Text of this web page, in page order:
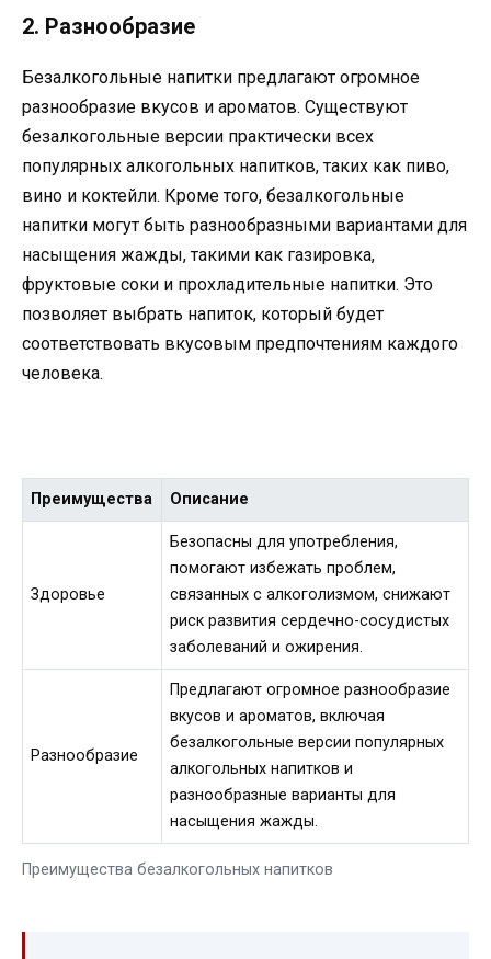
2. Разнообразие
Безалкогольные напитки предлагают огромное
разнообразие вкусов и ароматов. Существуют
безалкогольные версии практически всех
популярных алкогольных напитков, таких как пиво,
вино и коктейли. Кроме того, безалкогольные
напитки могут быть разнообразными вариантами для
насыщения жажды, такими как газировка,
фруктовые соки и прохладительные напитки. Это
позволяет выбрать напиток, который будет
соответствовать вкусовым предпочтениям каждого
человека.
Преимущества безалкогольных напитков
Преимущества Описание
Здоровье
Безопасны для употребления,
помогают избежать проблем,
связанных с алкоголизмом, снижают
риск развития сердечно-сосудистых
заболеваний и ожирения.
Разнообразие
Предлагают огромное разнообразие
вкусов и ароматов, включая
безалкогольные версии популярных
алкогольных напитков и
разнообразные варианты для
насыщения жажды.